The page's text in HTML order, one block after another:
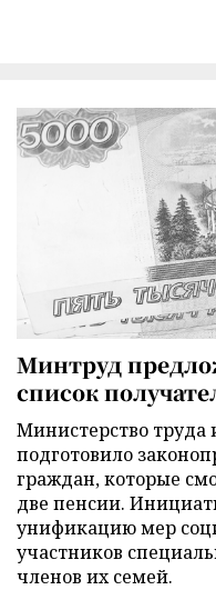
Минтруд
список
Министерство труда
подготовило
граждан, которые
две пенсии.
унификацию мер
участников
членов их семей.